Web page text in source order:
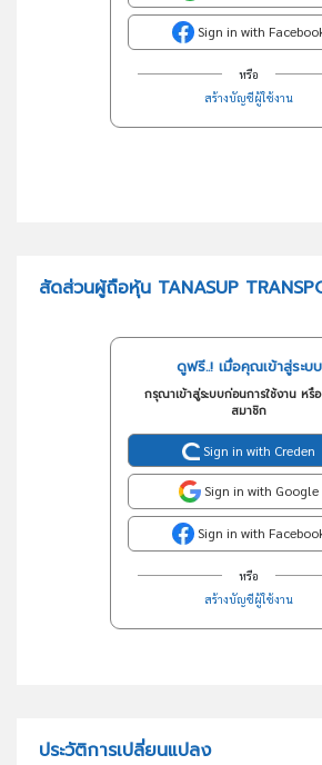
Sign in with
หรือ
สร้างบัญชีผู้ใช้งาน
สัดส่วนผู้ถือหุ้น TANASUP
ดูฟรี..! เมื่อคุณเข้าสู่ระบบ
กรุณาเข้าสู่ระบบก่อนการใช้งาน หรื
สมาชิก
Sign in with Creden
Sign in with Google
Sign in with
หรือ
สร้างบัญชีผู้ใช้งาน
ประวัติการเปลี่ยนแปลง